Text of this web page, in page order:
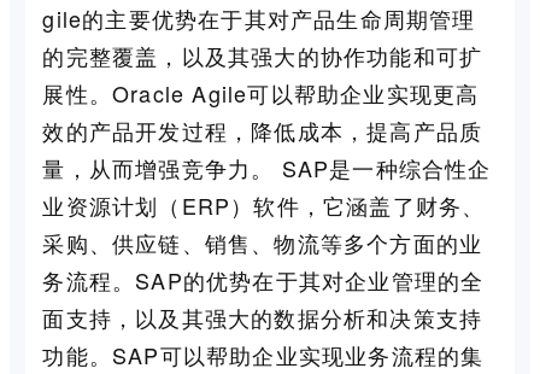
gile的主要优势在于其对产品生命周期管理
的完整覆盖，以及其强大的协作功能和可扩
展性。Oracle Agile可以帮助企业实现更高
效的产品开发过程，降低成本，提高产品质
量，从而增强竞争力。 SAP是一种综合性企
业资源计划（ERP）软件，它涵盖了财务、
采购、供应链、销售、物流等多个方面的业
务流程。SAP的优势在于其对企业管理的全
面支持，以及其强大的数据分析和决策支持
功能。SAP可以帮助企业实现业务流程的集